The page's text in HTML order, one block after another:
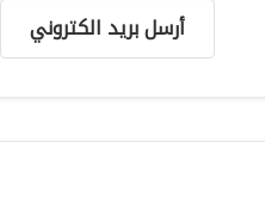
أرسل بريد الكتروني